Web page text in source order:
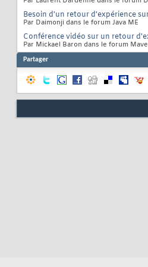
Besoin d'un retour d'expérience
Par Daimonji dans le forum Java ME
Conférence vidéo sur un retour
Par Mickael Baron dans le forum
Partager